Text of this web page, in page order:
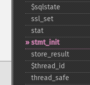
$sqlstate
ssl_​set
stat
stmt_​init
store_​result
$thread_​id
thread_​safe